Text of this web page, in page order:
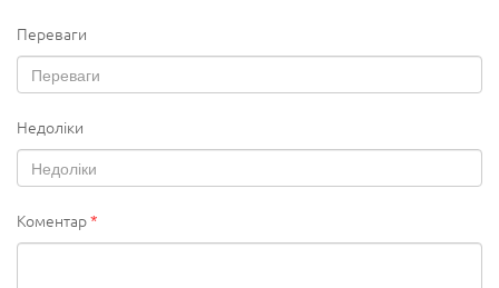
Переваги
Недоліки
Коментар*